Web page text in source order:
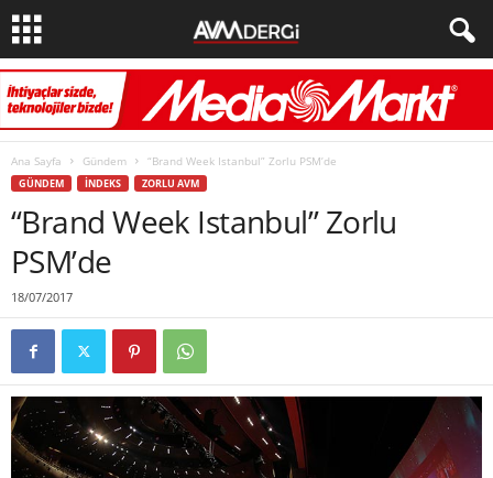
Ana Sayfa Gündem “Brand Week Istanbul” Zorlu PSM’de
GÜNDEM İNDEKS ZORLU AVM
“Brand Week Istanbul” Zorlu
PSM’de
18/07/2017